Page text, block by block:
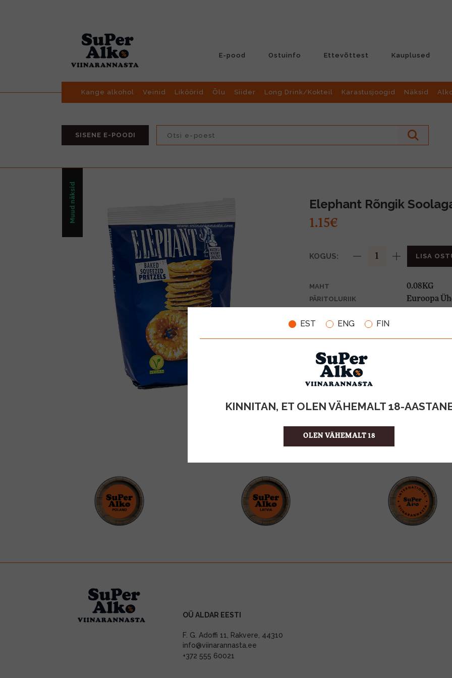
EST ENG FIN
KINNITAN, ET OLEN VÄHEMALT 18-
OLEN VÄHEMALT 18
E-pood Ostuinfo Ettevõttest Kauplused
Kange alkohol Veinid Liköörid Õlu Siider Long Drink/Kokteil Karastusjoogid Näksid
SISENE E-POODI
Muud näksid Elephant Rõngik
1.15€
KOGUS: LISA
MAHT 0.08KG
PÄRITOLURIIK Euroopa
KOOD
KOGUS KASTIS
OÜ ALDAR EESTI
F. G. Adoffi 11, Rakvere, 44310
info@viinarannasta.ee
+372 555 60021